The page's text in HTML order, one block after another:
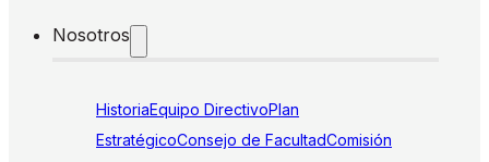
Nosotros
HistoriaEquipo DirectivoPlan
EstratégicoConsejo de FacultadComisión